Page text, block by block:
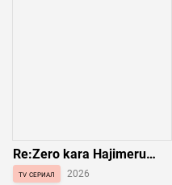
Re:Zero kara Hajimeru
Isekai Seikatsu 4th Season
tv сериал 2026